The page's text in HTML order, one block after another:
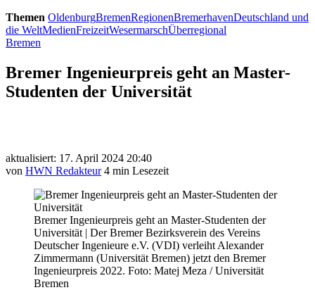
Themen OldenburgBremenRegionenBremerhavenDeutschland und
die WeltMedienFreizeitWesermarschÜberregional
Bremen
Bremer Ingenieurpreis geht an Master-
Studenten der Universität
aktualisiert: 17. April 2024 20:40
von HWN Redakteur 4 min Lesezeit
Bremer Ingenieurpreis geht an Master-Studenten der
Universität | Der Bremer Bezirksverein des Vereins
Deutscher Ingenieure e.V. (VDI) verleiht Alexander
Zimmermann (Universität Bremen) jetzt den Bremer
Ingenieurpreis 2022. Foto: Matej Meza / Universität
Bremen